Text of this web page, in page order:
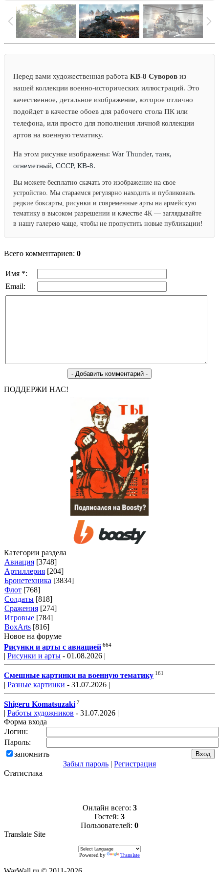
Перед вами художественная работа КВ-8 Суворов из
нашей коллекции военно-исторических иллюстраций. Это
качественное, детальное изображение, которое отлично
подойдет в качестве обоев для рабочего стола ПК или
телефона, или просто для пополнения личной коллекции
артов на военную тематику.
На этом рисунке изображены: War Thunder, танк,
огнеметный, СССР, КВ-8.
Вы можете бесплатно скачать это изображение на свое
устройство. Мы стараемся регулярно находить и публиковать
редкие боксарты, рисунки и современные арты на армейскую
тематику в высоком разрешении и качестве 4К — заглядывайте
в нашу галерею чаще, чтобы не пропустить новые публикации!
Всего комментариев: 0
Имя *:
Email:
ПОДДЕРЖИ НАС!
Категории раздела
Авиация [3748]
Артиллерия [204]
Бронетехника [3834]
Флот [768]
Солдаты [818]
Сражения [274]
Игровые [784]
BoxArts [816]
Новое на форуме
Рисунки и арты с авиацией 664
| Рисунки и арты - 01.08.2026 |
Смешные картинки на военную тематику 161
| Разные картинки - 31.07.2026 |
Shigeru Komatsuzaki 7
| Работы художников - 31.07.2026 |
Форма входа
Логин:
Пароль:
запомнить
Забыл пароль | Регистрация
Статистика
Онлайн всего: 3
Гостей: 3
Пользователей: 0
Translate Site
Powered by Translate